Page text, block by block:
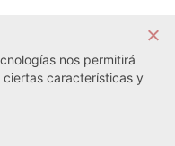
siguiente →
nos permitirá
características y